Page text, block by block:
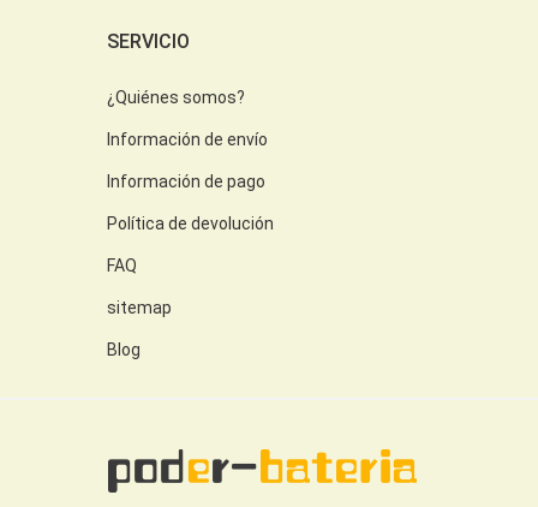
SERVICIO
¿Quiénes somos?
Información de envío
Información de pago
Política de devolución
FAQ
sitemap
Blog